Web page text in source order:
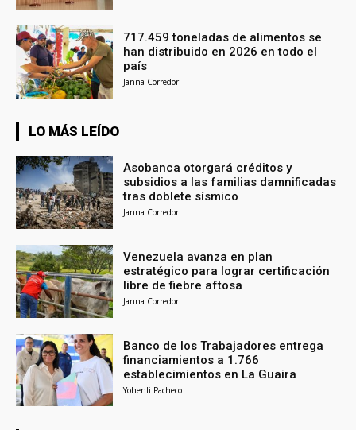
717.459 toneladas de alimentos se
han distribuido en 2026 en todo el
país
Janna Corredor
LO MÁS LEÍDO
Asobanca otorgará créditos y
subsidios a las familias damnificadas
tras doblete sísmico
Janna Corredor
Venezuela avanza en plan
estratégico para lograr certificación
libre de fiebre aftosa
Janna Corredor
Banco de los Trabajadores entrega
financiamientos a 1.766
establecimientos en La Guaira
Yohenli Pacheco